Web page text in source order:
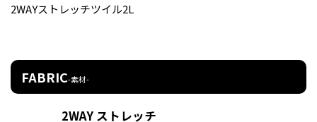
2WAYストレッチツイル2L
FABRIC-素材-
2WAY ストレッチ